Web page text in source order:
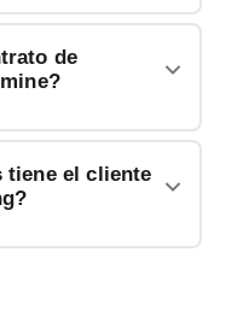
de
tiene el cliente